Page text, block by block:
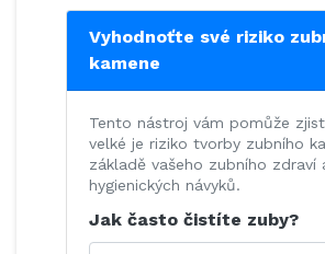
Vyhodnoťte své riziko
kamene
Tento nástroj vám pomůže
velké je riziko tvorby zubního
základě vašeho zubního zdraví
hygienických návyků.
Jak často čistíte zuby?